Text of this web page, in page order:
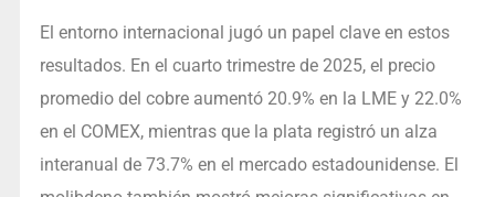
El entorno internacional jugó un papel clave en estos
resultados. En el cuarto trimestre de 2025, el precio
promedio del cobre aumentó 20.9% en la LME y 22.0%
en el COMEX, mientras que la plata registró un alza
interanual de 73.7% en el mercado estadounidense. El